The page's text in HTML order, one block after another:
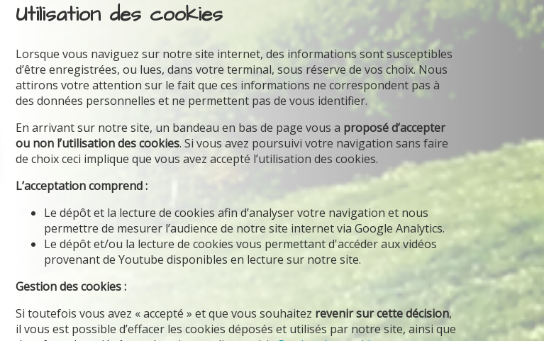
Utilisation des cookies
Lorsque vous naviguez sur notre site internet, des informations sont susceptibles
d’être enregistrées, ou lues, dans votre terminal, sous réserve de vos choix. Nous
attirons votre attention sur le fait que ces informations ne correspondent pas à
des données personnelles et ne permettent pas de vous identifier.
En arrivant sur notre site, un bandeau en bas de page vous a proposé d’accepter
ou non l’utilisation des cookies. Si vous avez poursuivi votre navigation sans faire
de choix ceci implique que vous avez accepté l’utilisation des cookies.
L’acceptation comprend :
Le dépôt et la lecture de cookies afin d’analyser votre navigation et nous
permettre de mesurer l’audience de notre site internet via Google Analytics.
Le dépôt et/ou la lecture de cookies vous permettant d'accéder aux vidéos
provenant de Youtube disponibles en lecture sur notre site.
Gestion des cookies :
Si toutefois vous avez « accepté » et que vous souhaitez revenir sur cette décision,
il vous est possible d’effacer les cookies déposés et utilisés par notre site, ainsi que